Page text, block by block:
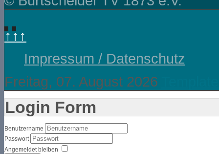
↑↑↑
Impressum / Datenschutz
Freitag, 07. August 2026
Login Form
Benutzername
Passwort
Angemeldet bleiben